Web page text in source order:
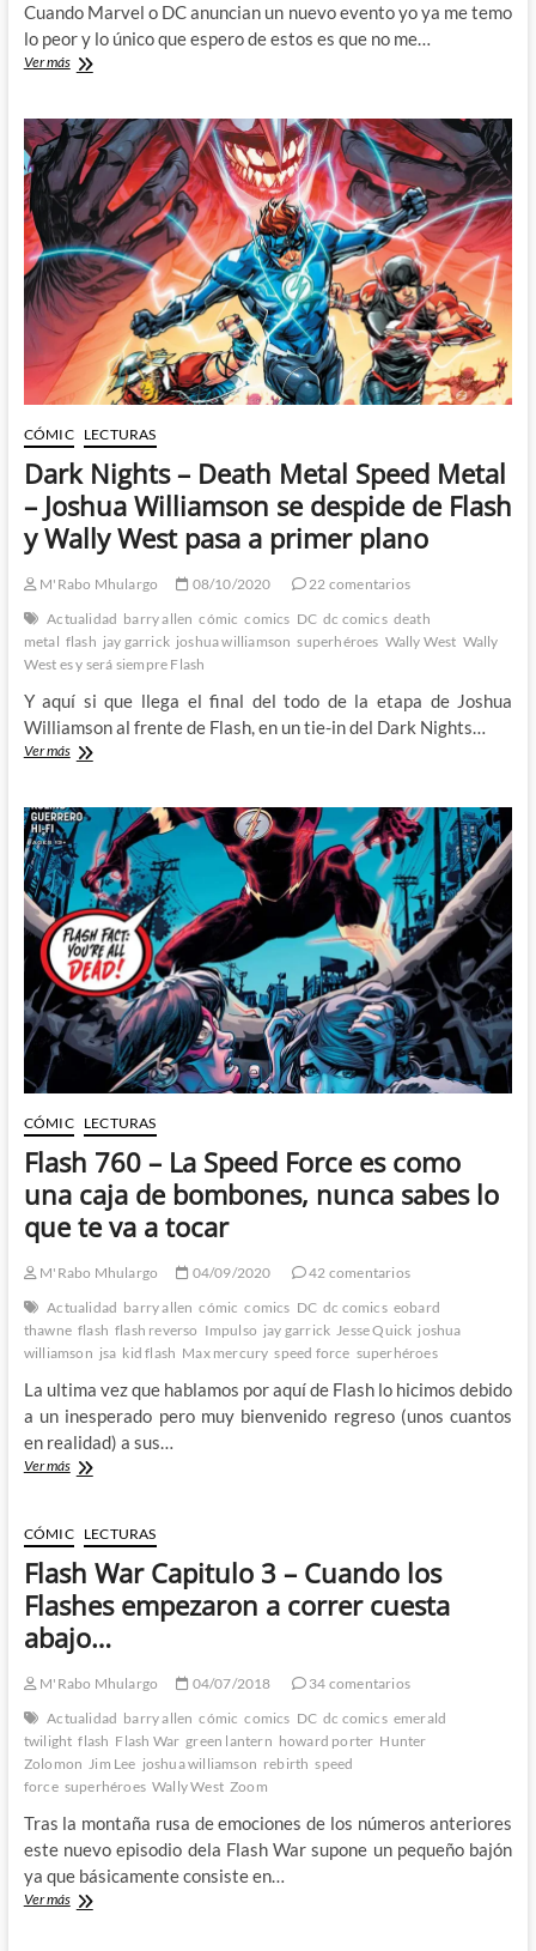
Cuando Marvel o DC anuncian un nuevo evento yo ya me temo
lo peor y lo único que espero de estos es que no me…
Ver másDark
una
vaca
muerta
CÓMIC LECTURAS
Dark Nights – Death Metal Speed Metal
– Joshua Williamson se despide de Flash
y Wally West pasa a primer plano
M'Rabo Mhulargo 08/10/2020
22 comentarios
Actualidad barry allen cómic comics DC dc comics death
metal flash jay garrick joshua williamson superhéroes Wally West Wally
West es y será siempre Flash
Y aquí si que llega el final del todo de la etapa de Joshua
Williamson al frente de Flash, en un tie-in del Dark Nights…
Ver másDark
Death
Metal
Speed
Metal
–
Joshua
Williamson
se
despide
de
Flash
y
West
pasa
a
primer
CÓMIC LECTURAS
Flash 760 – La Speed Force es como
una caja de bombones, nunca sabes lo
que te va a tocar
M'Rabo Mhulargo 04/09/2020
42 comentarios
Actualidad barry allen cómic comics DC dc comics eobard
thawne flash flash reverso Impulso jay garrick Jesse Quick joshua
williamson jsa kid flash Max mercury speed force superhéroes
La ultima vez que hablamos por aquí de Flash lo hicimos debido
a un inesperado pero muy bienvenido regreso (unos cuantos
en realidad) a sus…
Ver másFlash
La
Speed
Force
es
como
una
caja
de
nunca
sabes
lo
que
va
a
tocar
CÓMIC LECTURAS
Flash War Capitulo 3 – Cuando los
Flashes empezaron a correr cuesta
abajo…
M'Rabo Mhulargo 04/07/2018
34 comentarios
Actualidad barry allen cómic comics DC dc comics emerald
twilight flash Flash War green lantern howard porter Hunter
Zolomon Jim Lee joshua williamson rebirth speed
force superhéroes Wally West Zoom
Tras la montaña rusa de emociones de los números anteriores
este nuevo episodio dela Flash War supone un pequeño bajón
ya que básicamente consiste en…
Ver másFlash